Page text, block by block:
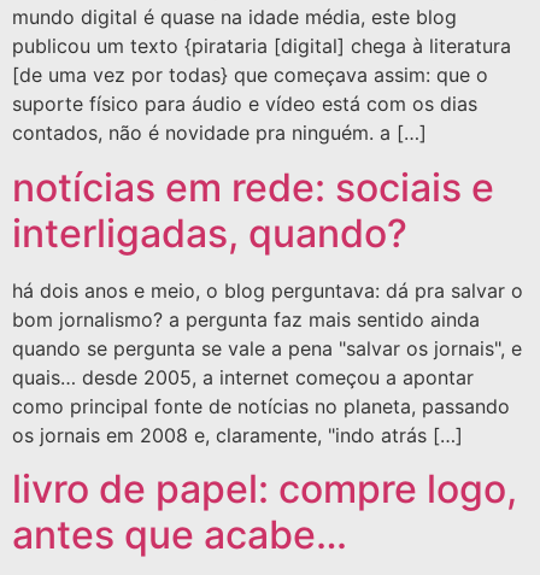
mundo digital é quase na idade média, este blog
publicou um texto {pirataria [digital] chega à literatura
[de uma vez por todas} que começava assim: que o
suporte físico para áudio e vídeo está com os dias
contados, não é novidade pra ninguém. a […]
notícias em rede: sociais e
interligadas, quando?
há dois anos e meio, o blog perguntava: dá pra salvar o
bom jornalismo? a pergunta faz mais sentido ainda
quando se pergunta se vale a pena "salvar os jornais", e
quais… desde 2005, a internet começou a apontar
como principal fonte de notícias no planeta, passando
os jornais em 2008 e, claramente, "indo atrás […]
livro de papel: compre logo,
antes que acabe…